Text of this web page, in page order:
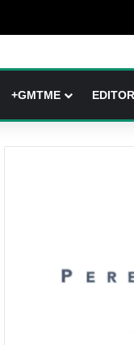
(barre latérale)
+GMTME